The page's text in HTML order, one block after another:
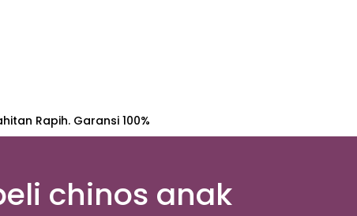
Rapih. Garansi 100%
chinos anak